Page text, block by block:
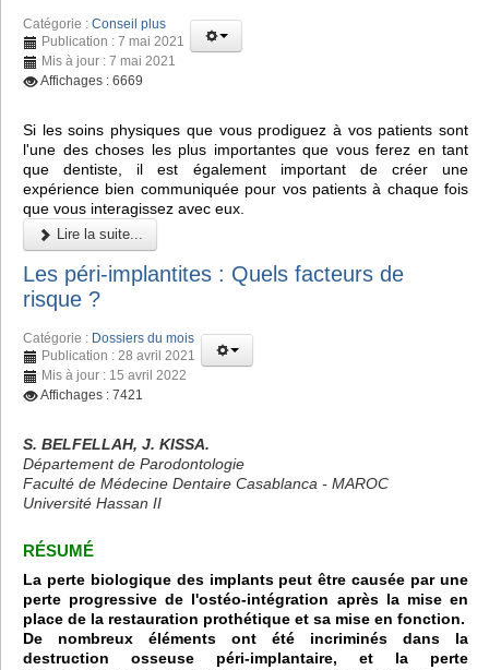
Catégorie : Conseil plus
Publication : 7 mai 2021
Mis à jour : 7 mai 2021
Affichages : 6669
Si les soins physiques que vous prodiguez à vos patients sont
l'une des choses les plus importantes que vous ferez en tant
que dentiste, il est également important de créer une
expérience bien communiquée pour vos patients à chaque fois
que vous interagissez avec eux.
Lire la suite...
Les péri-implantites : Quels facteurs de
risque ?
Catégorie : Dossiers du mois
Publication : 28 avril 2021
Mis à jour : 15 avril 2022
Affichages : 7421
S. BELFELLAH, J. KISSA.
Département de Parodontologie
Faculté de Médecine Dentaire Casablanca - MAROC
Université Hassan II
RÉSUMÉ
La perte biologique des implants peut être causée par une
perte progressive de l'ostéo-intégration après la mise en
place de la restauration prothétique et sa mise en fonction.
De nombreux éléments ont été incriminés dans la
destruction osseuse péri-implantaire, et la perte